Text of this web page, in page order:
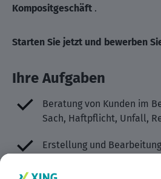
Kompositgeschäft .
Starten Sie jetzt und bewerben
Ihre Aufgaben
Beratung von Kunden im
Sach, Haftpflicht, Unfall,
Erstellung und